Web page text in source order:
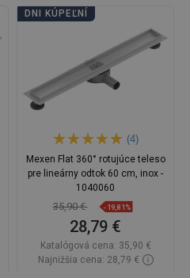
DNI KÚPEĽNÍ
(4)
Mexen Flat 360° rotujúce teleso
pre lineárny odtok 60 cm, inox -
1040060
35,90 € -19,81%
28,79 €
Katalógová cena: 35,90 €
Najnižšia cena: 28,79 €